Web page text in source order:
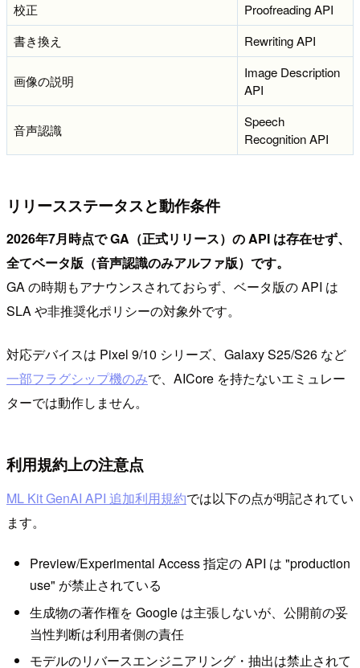
校正
Proofreading API
書き換え
Rewriting API
画像の説明
Image Description
API
音声認識
Speech
Recognition API
リリースステータスと動作条件
2026年7月時点で GA（正式リリース）の API は存在せず、
全てベータ版（音声認識のみアルファ版）です。
GA の時期もアナウンスされておらず、ベータ版の API は
SLA や非推奨化ポリシーの対象外です。
対応デバイスは Pixel 9/10 シリーズ、Galaxy S25/S26 など
一部フラグシップ機のみで、AICore を持たないエミュレー
ターでは動作しません。
利用規約上の注意点
ML Kit GenAI API 追加利用規約では以下の点が明記されてい
ます。
Preview/Experimental Access 指定の API は "production
use" が禁止されている
生成物の著作権を Google は主張しないが、公開前の妥
当性判断は利用者側の責任
モデルのリバースエンジニアリング・抽出は禁止されて